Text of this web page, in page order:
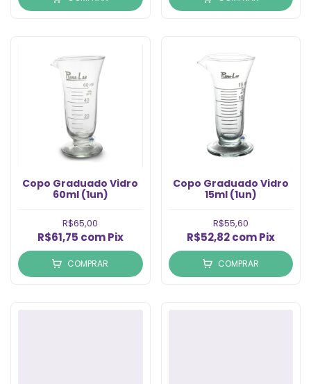
Copo Graduado Vidro
60ml (1un)
R$65,00
R$61,75 com Pix
COMPRAR
Copo Graduado Vidro
15ml (1un)
R$55,60
R$52,82com Pix
COMPRAR